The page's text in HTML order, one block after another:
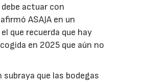
actuar con
ASAJA en un
que recuerda que hay
en 2025 que aún no
subraya que las bodegas